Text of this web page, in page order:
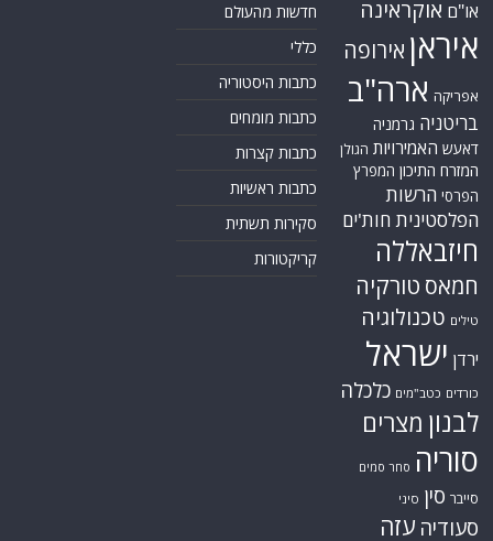
או"ם אוקראינה
איראן אירופה
אפריקה ארה"ב
בריטניה גרמניה
דאעש האמירויות הגולן
המזרח התיכון המפרץ
הפרסי הרשות
הפלסטינית חות'ים
חיזבאללה
חמאס טורקיה
טילים טכנולוגיה
ירדן ישראל
כורדים כטב"מים כלכלה
לבנון מצרים
סוריה סחר סמים
סייבר סין סיני
סעודיה עזה
חדשות מהעולם
כללי
כתבות היסטוריה
כתבות מומחים
כתבות קצרות
כתבות ראשיות
סקירות תשתית
קריקטורות